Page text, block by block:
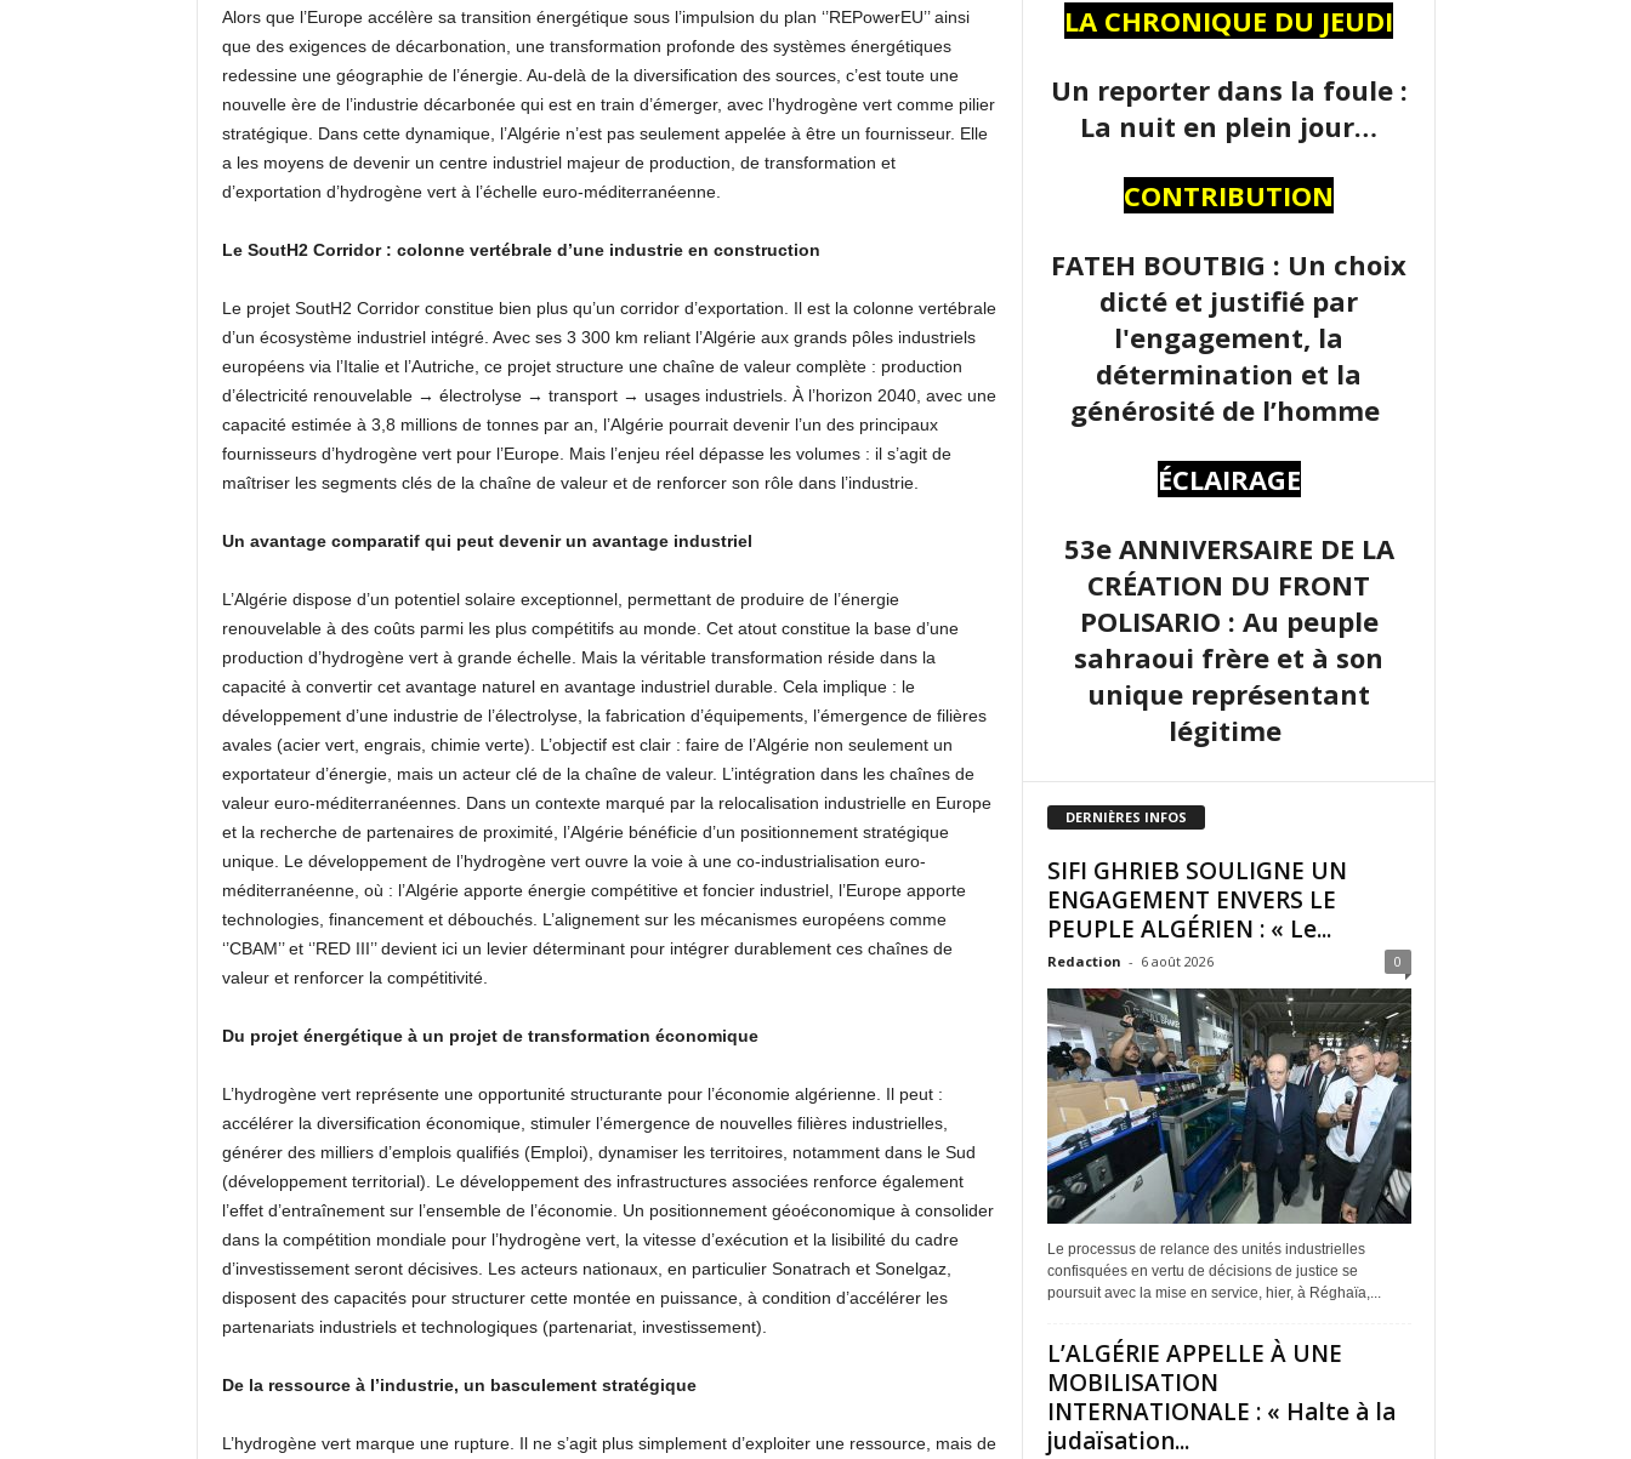
Alors que l’Europe accélère sa transition énergétique sous l’impulsion du plan ‘’REPowerEU’’ ainsi
que des exigences de décarbonation, une transformation profonde des systèmes énergétiques
redessine une géographie de l’énergie. Au-delà de la diversification des sources, c’est toute une
nouvelle ère de l’industrie décarbonée qui est en train d’émerger, avec l’hydrogène vert comme pilier
stratégique. Dans cette dynamique, l’Algérie n’est pas seulement appelée à être un fournisseur. Elle
a les moyens de devenir un centre industriel majeur de production, de transformation et
d’exportation d’hydrogène vert à l’échelle euro-méditerranéenne.
Le SoutH2 Corridor : colonne vertébrale d’une industrie en construction
Le projet SoutH2 Corridor constitue bien plus qu’un corridor d’exportation. Il est la colonne vertébrale
d’un écosystème industriel intégré. Avec ses 3 300 km reliant l’Algérie aux grands pôles industriels
européens via l’Italie et l’Autriche, ce projet structure une chaîne de valeur complète : production
d’électricité renouvelable → électrolyse → transport → usages industriels. À l’horizon 2040, avec une
capacité estimée à 3,8 millions de tonnes par an, l’Algérie pourrait devenir l’un des principaux
fournisseurs d’hydrogène vert pour l’Europe. Mais l’enjeu réel dépasse les volumes : il s’agit de
maîtriser les segments clés de la chaîne de valeur et de renforcer son rôle dans l’industrie.
Un avantage comparatif qui peut devenir un avantage industriel
L’Algérie dispose d’un potentiel solaire exceptionnel, permettant de produire de l’énergie
renouvelable à des coûts parmi les plus compétitifs au monde. Cet atout constitue la base d’une
production d’hydrogène vert à grande échelle. Mais la véritable transformation réside dans la
capacité à convertir cet avantage naturel en avantage industriel durable. Cela implique : le
développement d’une industrie de l’électrolyse, la fabrication d’équipements, l’émergence de filières
avales (acier vert, engrais, chimie verte). L’objectif est clair : faire de l’Algérie non seulement un
exportateur d’énergie, mais un acteur clé de la chaîne de valeur. L’intégration dans les chaînes de
valeur euro-méditerranéennes. Dans un contexte marqué par la relocalisation industrielle en Europe
et la recherche de partenaires de proximité, l’Algérie bénéficie d’un positionnement stratégique
unique. Le développement de l’hydrogène vert ouvre la voie à une co-industrialisation euro-
méditerranéenne, où : l’Algérie apporte énergie compétitive et foncier industriel, l’Europe apporte
technologies, financement et débouchés. L’alignement sur les mécanismes européens comme
‘’CBAM’’ et ‘’RED III’’ devient ici un levier déterminant pour intégrer durablement ces chaînes de
valeur et renforcer la compétitivité.
Du projet énergétique à un projet de transformation économique
L’hydrogène vert représente une opportunité structurante pour l’économie algérienne. Il peut :
accélérer la diversification économique, stimuler l’émergence de nouvelles filières industrielles,
générer des milliers d’emplois qualifiés (Emploi), dynamiser les territoires, notamment dans le Sud
(développement territorial). Le développement des infrastructures associées renforce également
l’effet d’entraînement sur l’ensemble de l’économie. Un positionnement géoéconomique à consolider
dans la compétition mondiale pour l’hydrogène vert, la vitesse d’exécution et la lisibilité du cadre
d’investissement seront décisives. Les acteurs nationaux, en particulier Sonatrach et Sonelgaz,
disposent des capacités pour structurer cette montée en puissance, à condition d’accélérer les
partenariats industriels et technologiques (partenariat, investissement).
De la ressource à l’industrie, un basculement stratégique
L’hydrogène vert marque une rupture. Il ne s’agit plus simplement d’exploiter une ressource, mais de
LA CHRONIQUE DU JEUDI
Un reporter dans la foule :
La nuit en plein jour…
CONTRIBUTION
FATEH BOUTBIG : Un choix
dicté et justifié par
l'engagement, la
détermination et la
générosité de l’homme
ÉCLAIRAGE
53e ANNIVERSAIRE DE LA
CRÉATION DU FRONT
POLISARIO : Au peuple
sahraoui frère et à son
unique représentant
légitime
DERNIÈRES INFOS
SIFI GHRIEB SOULIGNE UN
ENGAGEMENT ENVERS LE
PEUPLE ALGÉRIEN : « Le...
Redaction - 6 août 2026 0
Le processus de relance des unités industrielles
confisquées en vertu de décisions de justice se
poursuit avec la mise en service, hier, à Réghaïa,...
L’ALGÉRIE APPELLE À UNE
MOBILISATION
INTERNATIONALE : « Halte à la
judaïsation...